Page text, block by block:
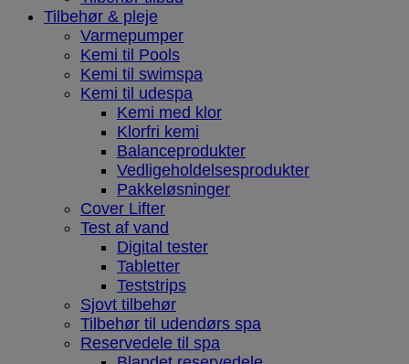
Tilbehør & pleje
Varmepumper
Kemi til Pools
Kemi til swimspa
Kemi til udespa
Kemi med klor
Klorfri kemi
Balanceprodukter
Vedligeholdelsesprodukter
Pakkeløsninger
Cover Lifter
Test af vand
Digital tester
Tabletter
Teststrips
Sjovt tilbehør
Tilbehør til udendørs spa
Reservedele til spa